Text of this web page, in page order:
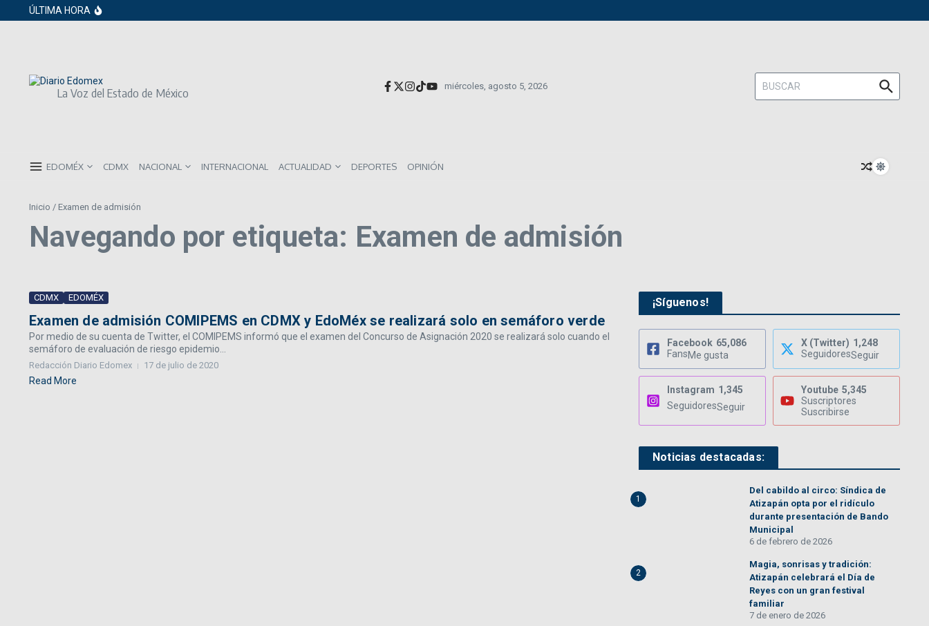
Saltar al contenido
ÚLTIMA HORA
ISR subirá en México para 2026: Así será el impacto directo en salarios y precios
La Voz del Estado de México miércoles, agosto 5, 2026
Buscar:
EDOMÉX CDMX NACIONAL INTERNACIONAL ACTUALIDAD DEPORTES OPINIÓN
Inicio / Examen de admisión
Navegando por etiqueta: Examen de admisión
CDMX EDOMÉX
Examen de admisión COMIPEMS en CDMX y EdoMéx se realizará solo en semáforo verde
Por medio de su cuenta de Twitter, el COMIPEMS informó que el examen del Concurso de Asignación 2020 se realizará solo cuando el
semáforo de evaluación de riesgo epidemio...
Redacción Diario Edomex 17 de julio de 2020
Read More
¡Síguenos!
Facebook 65,086
FansMe gusta
X (Twitter) 1,248
SeguidoresSeguir
Instagram 1,345
SeguidoresSeguir
Youtube 5,345
Suscriptores
Suscribirse
Noticias destacadas:
1
Del cabildo al circo: Síndica de
Atizapán opta por el ridículo
durante presentación de Bando
Municipal
6 de febrero de 2026
2
Magia, sonrisas y tradición:
Atizapán celebrará el Día de
Reyes con un gran festival
familiar
7 de enero de 2026